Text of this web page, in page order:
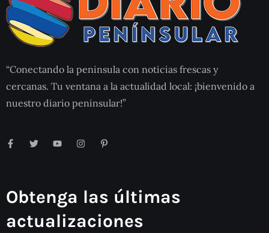
“Conectando la peninsula con noticias frescas y
cercanas. Tu ventana a la actualidad local: ¡bienvenido a
nuestro diario peninsular!”
Obtenga las últimas
actualizaciones